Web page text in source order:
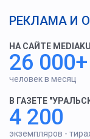
РЕКЛАМА И
НА САЙТЕ
26 000+
человек в месяц
В ГАЗЕТЕ
4 200
экземпляров -